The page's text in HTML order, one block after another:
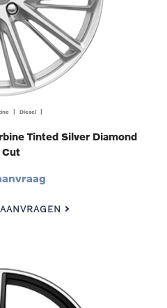
| Diesel |
Tinted Silver Diamond
Cut